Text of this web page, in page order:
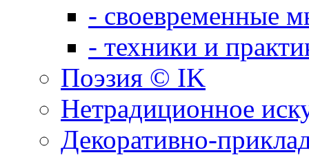
- своевременные
- техники и
Поэзия © IK
Нетрадиционное
Декоративно-